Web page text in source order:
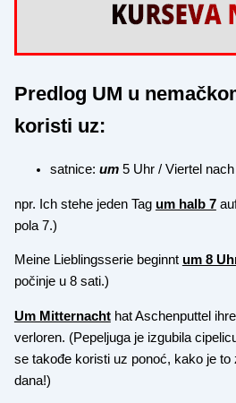
Predlog UM u
koristi uz:
satnice: um5 Uhr / Viertel
npr. Ich stehe jeden Tag um halb 7
pola 7.)
Meine Lieblingsserie beginnt um 8
počinje u 8 sati.)
Um Mitternachthat Aschenputtel
verloren. (Pepeljuga je izgubila
se takođe koristi uz ponoć, kako je to
dana!)